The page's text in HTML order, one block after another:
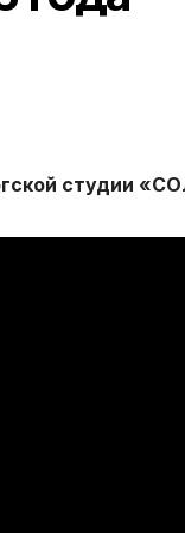
студии